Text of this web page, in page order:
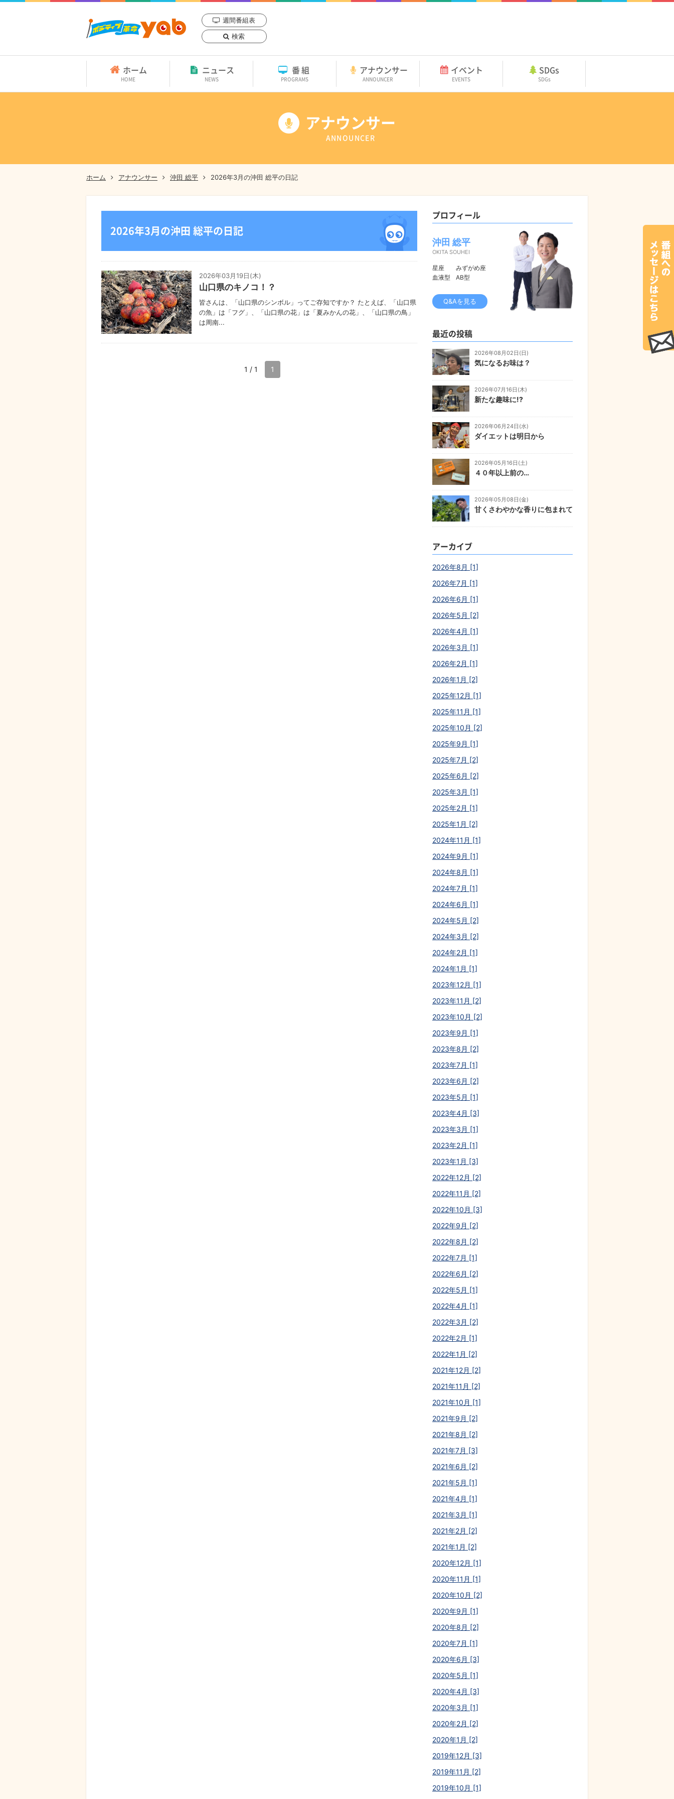
週間番組表
検索
ホーム
HOME
ニュース
NEWS
番組
PROGRAMS
アナウンサー
ANNOUNCER
イベント
EVENTS
SDGs
SDGs
アナウンサー
ANNOUNCER
ホーム アナウンサー 沖田 総平 2026年3月の沖田 総平の日記
2026年3月の沖田 総平の日記
2026年03月19日(木)
山口県のキノコ！？
皆さんは、「山口県のシンボル」ってご存知ですか？ たとえば、「山口県
の魚」は「フグ」、「山口県の花」は「夏みかんの花」、「山口県の鳥」
は周南...
1 / 1 1
プロフィール
沖田 総平
OKITA SOUHEI
星座
みずがめ座
血液型
AB型
Q&Aを見る
最近の投稿
2026年08月02日(日)
気になるお味は？
2026年07月16日(木)
新たな趣味に!?
2026年06月24日(水)
ダイエットは明日から
2026年05月16日(土)
４０年以上前の…
2026年05月08日(金)
甘くさわやかな香りに包まれて
アーカイブ
2026年8月 [1]
2026年7月 [1]
2026年6月 [1]
2026年5月 [2]
2026年4月 [1]
2026年3月 [1]
2026年2月 [1]
2026年1月 [2]
2025年12月 [1]
2025年11月 [1]
2025年10月 [2]
2025年9月 [1]
2025年7月 [2]
2025年6月 [2]
2025年3月 [1]
2025年2月 [1]
2025年1月 [2]
2024年11月 [1]
2024年9月 [1]
2024年8月 [1]
2024年7月 [1]
2024年6月 [1]
2024年5月 [2]
2024年3月 [2]
2024年2月 [1]
2024年1月 [1]
2023年12月 [1]
2023年11月 [2]
2023年10月 [2]
2023年9月 [1]
2023年8月 [2]
2023年7月 [1]
2023年6月 [2]
2023年5月 [1]
2023年4月 [3]
2023年3月 [1]
2023年2月 [1]
2023年1月 [3]
2022年12月 [2]
2022年11月 [2]
2022年10月 [3]
2022年9月 [2]
2022年8月 [2]
2022年7月 [1]
2022年6月 [2]
2022年5月 [1]
2022年4月 [1]
2022年3月 [2]
2022年2月 [1]
2022年1月 [2]
2021年12月 [2]
2021年11月 [2]
2021年10月 [1]
2021年9月 [2]
2021年8月 [2]
2021年7月 [3]
2021年6月 [2]
2021年5月 [1]
2021年4月 [1]
2021年3月 [1]
2021年2月 [2]
2021年1月 [2]
2020年12月 [1]
2020年11月 [1]
2020年10月 [2]
2020年9月 [1]
2020年8月 [2]
2020年7月 [1]
2020年6月 [3]
2020年5月 [1]
2020年4月 [3]
2020年3月 [1]
2020年2月 [2]
2020年1月 [2]
2019年12月 [3]
2019年11月 [2]
2019年10月 [1]